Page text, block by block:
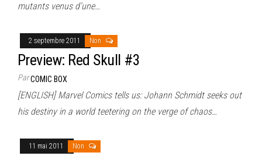
mutants venus d’une…
2 septembre 2011 Non
Preview: Red Skull #3
ParCOMIC BOX
[ENGLISH] Marvel Comics tells us: Johann Schmidt seeks out
his destiny in a world teetering on the verge of chaos…
11 mai 2011 Non